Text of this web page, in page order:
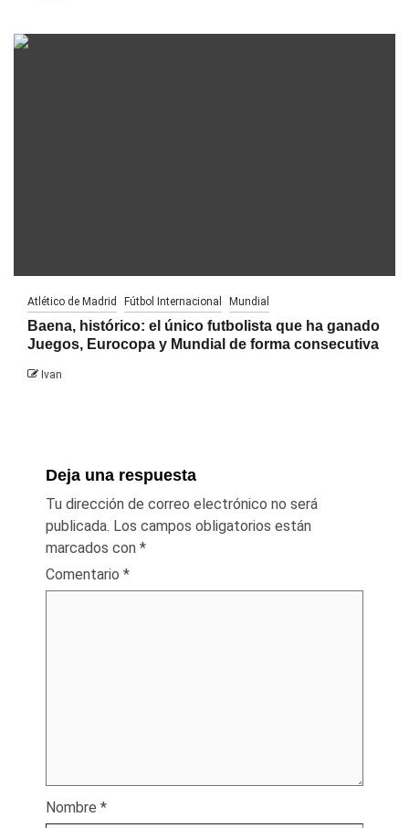
Atlético de Madrid Fútbol Internacional Mundial
Baena, histórico: el único futbolista que ha ganado
Juegos, Eurocopa y Mundial de forma consecutiva
Ivan
Deja una respuesta
Tu dirección de correo electrónico no será
publicada. Los campos obligatorios están
marcados con *
Comentario *
Nombre *